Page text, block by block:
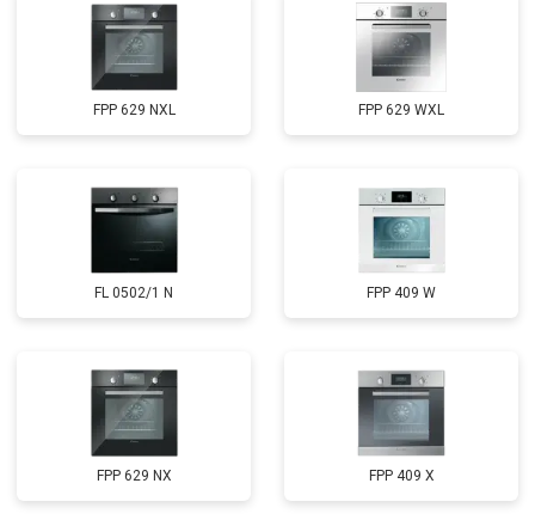
FPP 629 NXL FPP 629 WXL
FL 0502/1 N FPP 409 W
FPP 629 NX FPP 409 X